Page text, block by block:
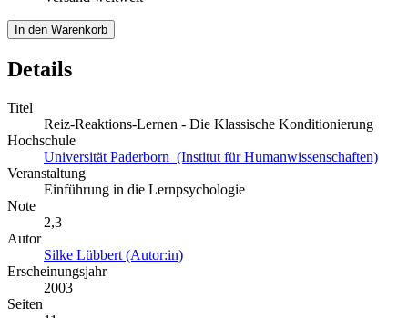
In den Warenkorb
Details
Titel
Reiz-Reaktions-Lernen - Die Klassische Konditionierung
Hochschule
Universität Paderborn (Institut für Humanwissenschaften)
Veranstaltung
Einführung in die Lernpsychologie
Note
2,3
Autor
Silke Lübbert (Autor:in)
Erscheinungsjahr
2003
Seiten